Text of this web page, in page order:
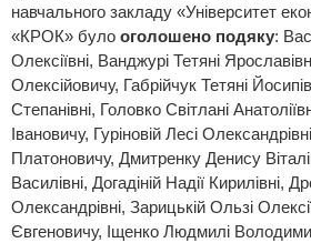
навчального закладу «Університет
«КРОК» було оголошено подяку:
Олексіївні, Ванджурі Тетяні
Олексійовичу, Габрійчук Тетяні
Степанівні, Головко Світлані
Івановичу, Гуріновій Лесі
Платоновичу, Дмитренку Денису
Василівні, Догадіній Надії Кирилівні,
Олександрівні, Зарицькій Ользі
Євгеновичу, Іщенко Людмилі